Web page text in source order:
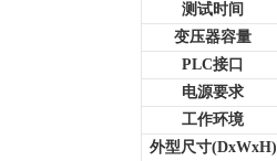
测试时间
变压器容量
PLC接口
电源要求
工作环境
外型尺寸(DxWxH)